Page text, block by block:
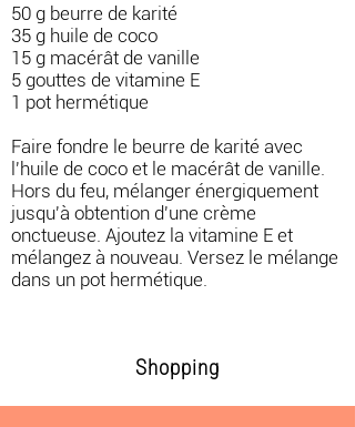
50 g beurre de karité
35 g huile de coco
15 g macérât de vanille
5 gouttes de vitamine E
1 pot hermétique
Faire fondre le beurre de karité avec
l'huile de coco et le macérât de vanille.
Hors du feu, mélanger énergiquement
jusqu'à obtention d'une crème
onctueuse. Ajoutez la vitamine E et
mélangez à nouveau. Versez le mélange
dans un pot hermétique.
Shopping